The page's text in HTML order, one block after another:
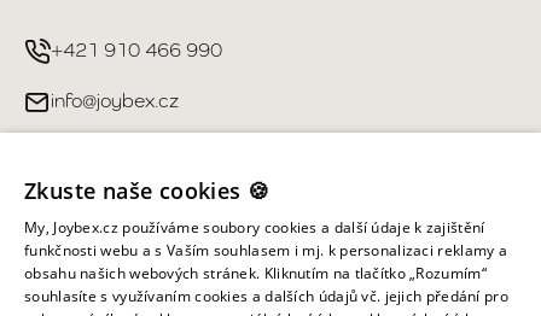
+421 910 466 990
info@joybex.cz
Můj účet
Informace obchodu
Zkuste naše cookies 🍪
My, Joybex.cz používáme soubory cookies a další údaje k zajištění
funkčnosti webu a s Vaším souhlasem i mj. k personalizaci reklamy a
obsahu našich webových stránek. Kliknutím na tlačítko „Rozumím“
souhlasíte s využívaním cookies a dalších údajů vč. jejich předání pro